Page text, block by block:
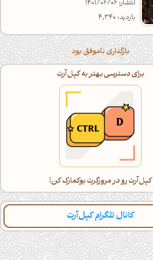
انتشار: 1401/06/06
بازدید: 4,340
بارگذاری ناموفق بود
اگه خسته شدی، با گوشی ادامه بده!
دراز بکش و کپل‌آرت رو اسکرول کن(:
کانال تلگرام کپل‌آرت